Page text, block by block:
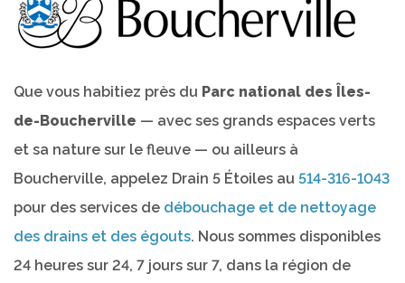
Que vous habitiez près du Parc national des Îles-
de-Boucherville — avec ses grands espaces verts
et sa nature sur le fleuve — ou ailleurs à
Boucherville, appelez Drain 5 Étoiles au 514-316-1043
pour des services de débouchage et de nettoyage
des drains et des égouts. Nous sommes disponibles
24 heures sur 24, 7 jours sur 7, dans la région de